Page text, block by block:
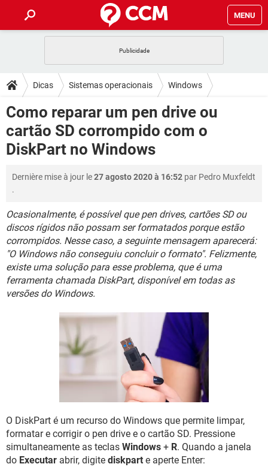
MENU
CELULAR FACEBOOK
OUTLOOK EXCEL
INSTAGRAM GMAIL
GUIA DE COMPRAS
DICAS
JOGOS WHATSAPP
CELULAR FACEBOOK
GUIA DE COMPRAS
DOWNLOADS
JOGOS WHATSAPP
CELULAR FACEBOOK
INSTAGRAM
GUIA DE COMPRAS
FÓRUM
CELULAR FACEBOOK
GUIA DE COMPRAS
JOGOS
CELULAR FACEBOOK
OUTLOOK EXCEL
INSTAGRAM GMAIL
GUIA DE COMPRAS
Dicas Sistemas operacionais Windows
Como reparar um pen drive ou
cartão SD corrompido com o
DiskPart no Windows
Dernière mise à jour le27 agosto 2020 à 16:52 par Pedro Muxfeldt
.
Ocasionalmente, é possível que pen drives, cartões SD ou
discos rígidos não possam ser formatados porque estão
corrompidos. Nesse caso, a seguinte mensagem aparecerá:
"O Windows não conseguiu concluir o formato". Felizmente,
existe uma solução para esse problema, que é uma
ferramenta chamada DiskPart, disponível em todas as
versões do Windows.
O DiskPart é um recurso do Windows que permite limpar,
formatar e corrigir o pen drive e o cartão SD. Pressione
simultaneamente as teclas Windows + R. Quando a janela
do Executar abrir, digite diskpart e aperte Enter: